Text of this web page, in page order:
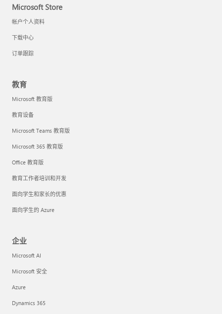
Microsoft Store
帐户个人资料
下载中心
订单跟踪
教育
Microsoft 教育版
教育设备
Microsoft Teams 教育版
Microsoft 365 教育版
Office 教育版
教育工作者培训和开发
面向学生和家长的优惠
面向学生的 Azure
企业
Microsoft AI
Microsoft 安全
Azure
Dynamics 365